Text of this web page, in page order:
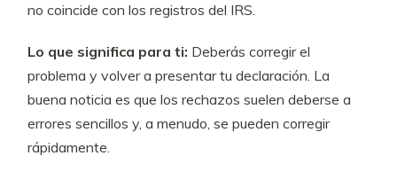
no coincide con los registros del IRS.
Lo que significa para ti: Deberás corregir el
problema y volver a presentar tu declaración. La
buena noticia es que los rechazos suelen deberse a
errores sencillos y, a menudo, se pueden corregir
rápidamente.